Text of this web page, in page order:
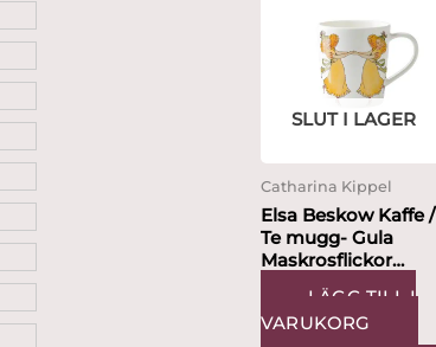
SLUT I LAGER
Catharina Kippel
Elsa Beskow Kaffe /
Te mugg- Gula
Maskrosflickor
Design Catharina
LÄGG TILL I
VARUKORG